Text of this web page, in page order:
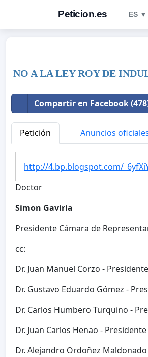
Peticion.es ES ▼
NO A LA LEY ROY DE
Compartir en Facebook
Petición Anuncios
http://4.bp.blogspot.com/
Doctor
Simon Gaviria
Presidente Cámara de
cc:
Dr. Juan Manuel Corzo -
Dr. Gustavo Eduardo Gómez -
Dr. Carlos Humbero Turquino -
Dr. Juan Carlos Henao -
Dr. Alejandro Ordoñez